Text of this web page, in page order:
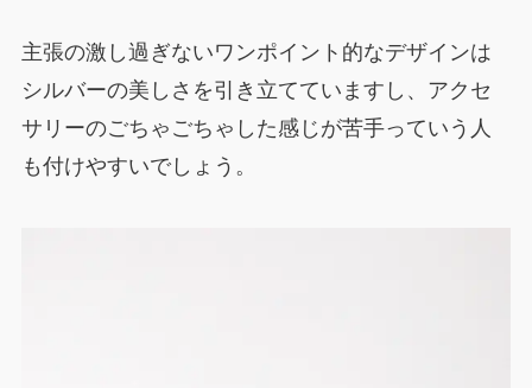
主張の激し過ぎないワンポイント的なデザインは
シルバーの美しさを引き立てていますし、アクセ
サリーのごちゃごちゃした感じが苦手っていう人
も付けやすいでしょう。